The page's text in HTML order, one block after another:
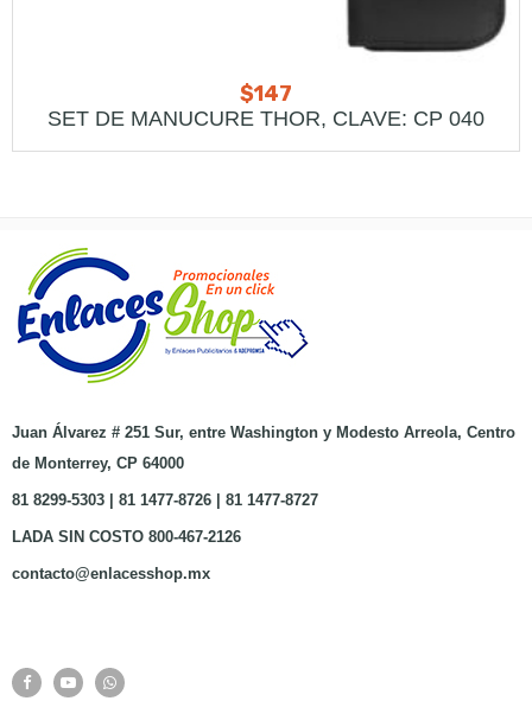
$147
SET DE MANUCURE THOR, CLAVE: CP 040
Juan Álvarez # 251 Sur, entre Washington y Modesto Arreola, Centro
de Monterrey, CP 64000
81 8299-5303 | 81 1477-8726 | 81 1477-8727
LADA SIN COSTO 800-467-2126
contacto@enlacesshop.mx